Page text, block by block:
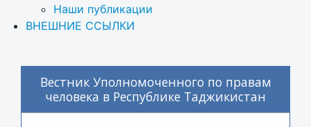
Наши публикации
ВНЕШНИЕ ССЫЛКИ
Вестник Уполномоченного по правам
человека в Республике Таджикистан